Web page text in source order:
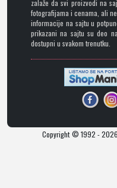
zalaže da svi proizvodi na
fotografijama i cenama, ali
informacije na sajtu u
prikazani na sajtu su deo
dostupni u svakom trenutku.
Copyright © 1992 -